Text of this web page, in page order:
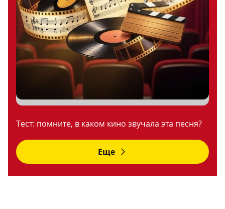
Тест: помните, в каком кино звучала эта песня?
Еще